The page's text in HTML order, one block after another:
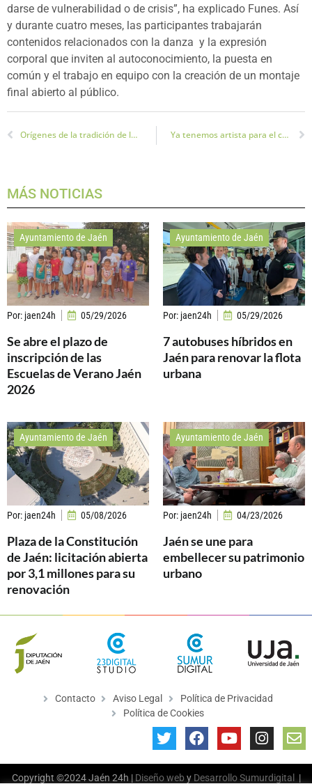
darse de vulnerabilidad o de crisis”, ha explicado Funes. Así
y durante cuatro meses, las participantes trabajarán
contenidos relacionados con la danza y la expresión
corporal que inviten al autoconocimiento, la puesta en
común y el trabajo en equipo con la creación de un montaje
final abierto al público.
Orígenes de la tradición de las lumbres de San Antón en Jaén Ya tenemos artista para el cartel de la Semana Santa de Jaén 2022
MÁS NOTICIAS
Ayuntamiento de Jaén
Por: jaen24h 05/29/2026
Se abre el plazo de
inscripción de las
Escuelas de Verano Jaén
2026
Ayuntamiento de Jaén
Por: jaen24h 05/29/2026
7 autobuses híbridos en
Jaén para renovar la flota
urbana
Ayuntamiento de Jaén
Por: jaen24h 05/08/2026
Plaza de la Constitución
de Jaén: licitación abierta
por 3,1 millones para su
renovación
Ayuntamiento de Jaén
Por: jaen24h 04/23/2026
Jaén se une para
embellecer su patrimonio
urbano
Contacto Aviso Legal
Política de Privacidad
Política de Cookies
Copyright ©2024 Jaén 24h | Diseño web y Desarrollo Sumurdigital |